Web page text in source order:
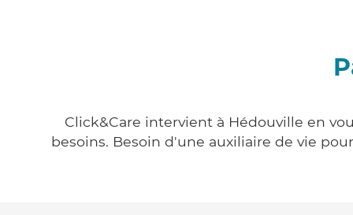
Click&Care intervient à Hédouville en
besoins. Besoin d'une auxiliaire de vie